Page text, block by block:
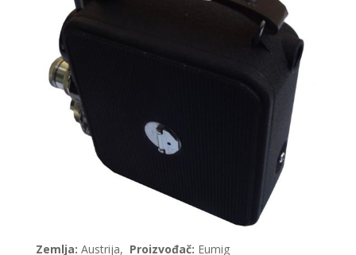
Zemlja: Austrija, Proizvođač: Eumig